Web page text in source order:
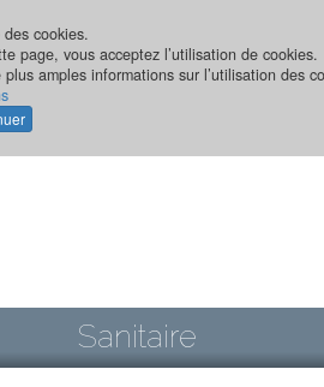
cookies.
page, vous acceptez l’utilisation de cookies.
plus amples informations sur l’utilisation des
Sanitaire